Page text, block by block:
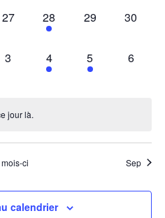
0
évènement,
27
1
évènement,
28
0
29
0
30
0
évènement,
3
1
évènement,
4
1
évènement,
5
0
6
jour là.
ci Sep
calendrier